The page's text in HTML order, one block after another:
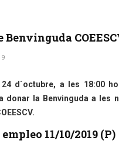
Benvinguda
24 d´octubre, a les 18:00
donar la Benvinguda a les
11/10/2019 (P)